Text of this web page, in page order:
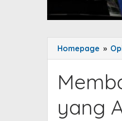
Homepage »
yang